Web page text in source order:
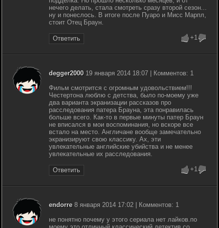
нечего делать, стала смотреть сразу второй сезон...
ну и понеслось. В итоге после Пуаро и Мисс Марпл,
стоит Отец Браун.
Ответить +1
degger200019 января 2014 18:07 | Комментов: 1
Фильм смотрится с огромным удовольствием!!!
Честертона люблю с детства, было по-моему уже
два варианта экранизации рассказов про
расследования патера Брауна, эта понравилась
больше всего. Как-то в первые минуты патер Браун
не вписался в мои воспоминания, но вскоре все
встало на место. Англичане вообще замечательно
экранизируют свою классику. Ах, эти
увлекательные английские убийства и не менее
увлекательные их расследования.
Ответить +1
endorre8 января 2014 17:02 | Комментов: 1
не понятно почему у этого сериала нет лайков.по